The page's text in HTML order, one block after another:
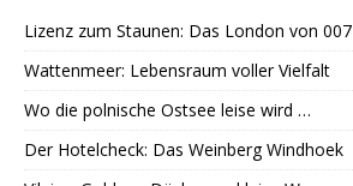
Lizenz zum Staunen: Das London von 007
Wattenmeer: Lebensraum voller Vielfalt
Wo die polnische Ostsee leise wird …
Der Hotelcheck: Das Weinberg Windhoek